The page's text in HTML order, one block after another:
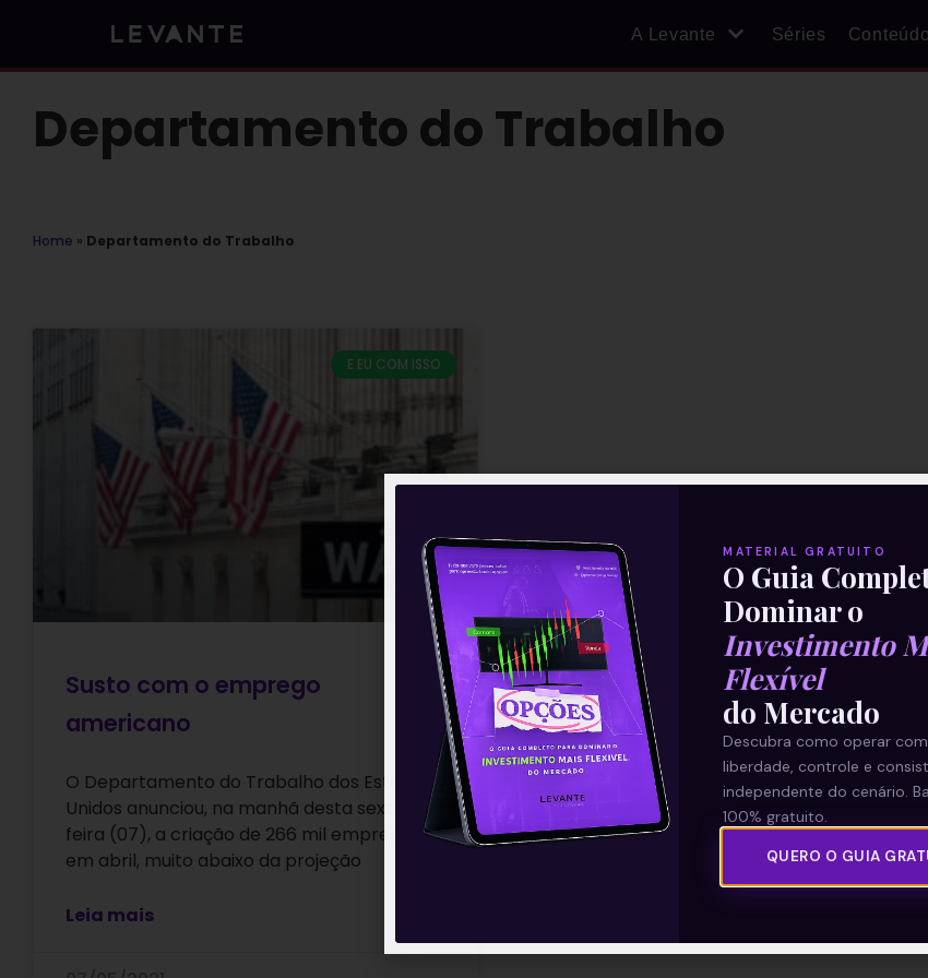
A Levante Séries
Departamento do Trabalho
Home » Departamento do Trabalho
E EU COM ISSO
Susto com o emprego
americano
O Departamento do Trabalho dos Estados
Unidos anunciou, na manhã desta sexta-
feira (07), a criação de 266 mil empregos
em abril, muito abaixo da projeção
Leia mais
MATERIAL GRATUITO
O Guia
Dominar o
Investimento
Flexível
do Mercado
Descubra como operar
liberdade, controle e
independente do cenário.
100% gratuito.
QUERO O GUIA